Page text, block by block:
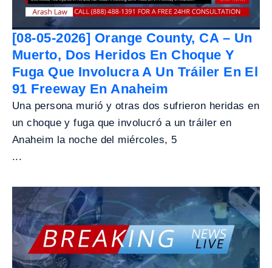
[08-05-2026] Orange County, CA – Un
Muerto, Dos Heridos En Choque Y
Fuga Que Involucra A Un Tráiler En El
91 Freeway En Anaheim
Una persona murió y otras dos sufrieron heridas en
un choque y fuga que involucró a un tráiler en
Anaheim la noche del miércoles, 5
...